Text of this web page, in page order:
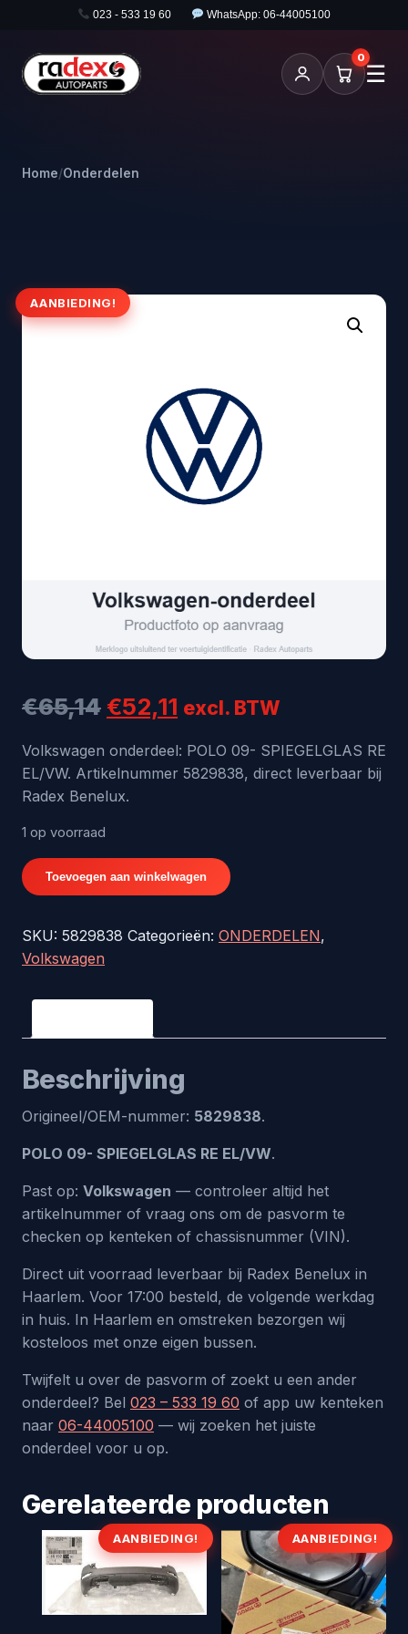
023 - 533 19 60 WhatsApp: 06-44005100
0
☰
Home/Onderdelen
AANBIEDING!
€65,14Oorspronkelijke
prijs
was:
€52,11 Huidige
prijs
is:
excl. BTW
Volkswagen onderdeel: POLO 09- SPIEGELGLAS RE
EL/VW. Artikelnummer 5829838, direct leverbaar bij
Radex Benelux.
1 op voorraad
POLO
09-
RE
EL/VW
origineel
aantal
Toevoegen aan winkelwagen
SKU: 5829838 Categorieën: ONDERDELEN,
Volkswagen
Beschrijving
Origineel/OEM-nummer: 5829838.
POLO 09- SPIEGELGLAS RE EL/VW.
Past op: Volkswagen — controleer altijd het
artikelnummer of vraag ons om de pasvorm te
checken op kenteken of chassisnummer (VIN).
Direct uit voorraad leverbaar bij Radex Benelux in
Haarlem. Voor 17:00 besteld, de volgende werkdag
in huis. In Haarlem en omstreken bezorgen wij
kosteloos met onze eigen bussen.
Twijfelt u over de pasvorm of zoekt u een ander
onderdeel? Bel 023 – 533 19 60 of app uw kenteken
naar 06-44005100 — wij zoeken het juiste
onderdeel voor u op.
Gerelateerde producten
AANBIEDING! AANBIEDING!